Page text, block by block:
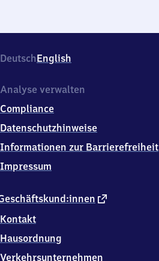
DeutschEnglish
externer
Kontakt
Hausordnung
Verkehrsunternehmen
Analyse verwalten
Compliance
Datenschutzhinweise
Informationen zur Barrierefreiheit
Impressum